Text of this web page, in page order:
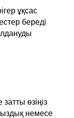
ұқсас
береді
өзіңіз
немесе